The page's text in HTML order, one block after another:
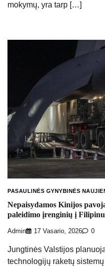
mokymų, yra tarp […]
PASAULINĖS GYNYBINĖS
Nepaisydamos Kinijos
paleidimo įrenginių į
Admin 17 Vasario, 2026 0
Jungtinės Valstijos
technologijų raketų